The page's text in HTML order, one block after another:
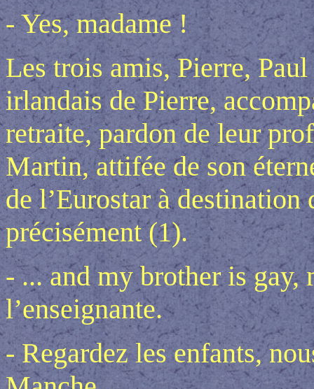
- Yes, madame !
Les trois amis, Pierre,
irlandais de Pierre,
retraite, pardon de leur
Martin, attifée de son
de l’Eurostar à
précisément (1).
- ... and my brother is gay,
l’enseignante.
- Regardez les enfants,